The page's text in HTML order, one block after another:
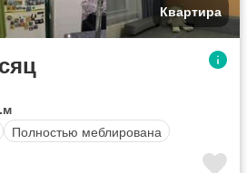
Квартира
Полностью меблирована